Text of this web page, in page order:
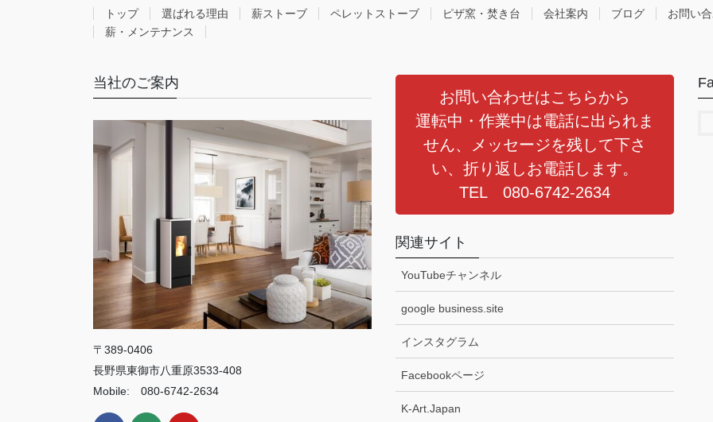
トップ 選ばれる理由 薪ストーブ ペレットストーブ ピザ窯・焚き台 会社案内 ブログ お問い
薪・メンテナンス
当社のご案内
〒389-0406
長野県東御市八重原3533-408
Mobile: 080-6742-2634
お問い合わせはこちらから
運転中・作業中は電話に出られま
せん、メッセージを残して下さ
い、折り返しお電話します。
TEL 080-6742-2634
関連サイト
YouTubeチャンネル
google business.site
インスタグラム
Facebookページ
K-Art.Japan